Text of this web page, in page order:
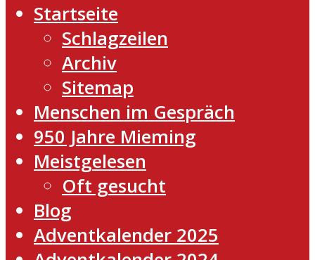
Startseite
Schlagzeilen
Archiv
Sitemap
Menschen im Gespräch
950 Jahre Mieming
Meistgelesen
Oft gesucht
Blog
Adventkalender 2025